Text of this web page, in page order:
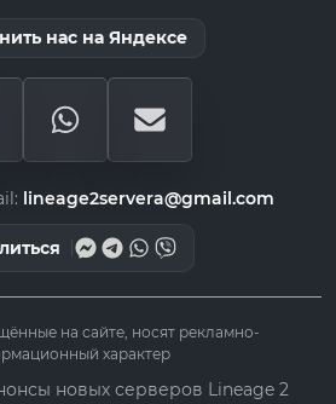
нас на Яндексе
lineage2servera@gmail.com
на сайте, носят рекламно-
характер
новых серверов Lineage 2